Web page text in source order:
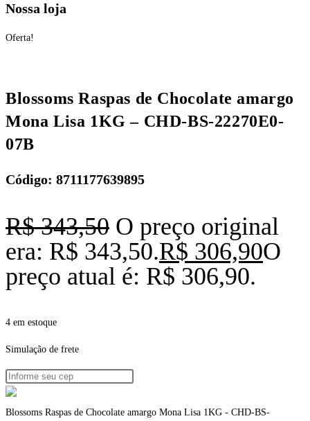
Nossa loja
Oferta!
Blossoms Raspas de Chocolate amargo
Mona Lisa 1KG – CHD-BS-22270E0-
07B
Código: 8711177639895
R$343,50 O preço original
era: R$ 343,50.R$ 306,90O
preço atual é: R$ 306,90.
4 em estoque
Simulação de frete
Blossoms Raspas de Chocolate amargo Mona Lisa 1KG - CHD-BS-